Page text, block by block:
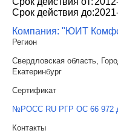
Срок действия до:
Компания: "ЮИТ
Регион
Свердловская область,
Екатеринбург
Сертификат
№РОСС RU РГР ОС 66 972
Контакты